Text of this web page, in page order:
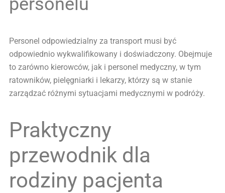
Personel odpowiedzialny za transport musi być
odpowiednio wykwalifikowany i doświadczony. Obejmuje
to zarówno kierowców, jak i personel medyczny, w tym
ratowników, pielęgniarki i lekarzy, którzy są w stanie
zarządzać różnymi sytuacjami medycznymi w podróży.
Praktyczny
przewodnik dla
rodziny pacjenta